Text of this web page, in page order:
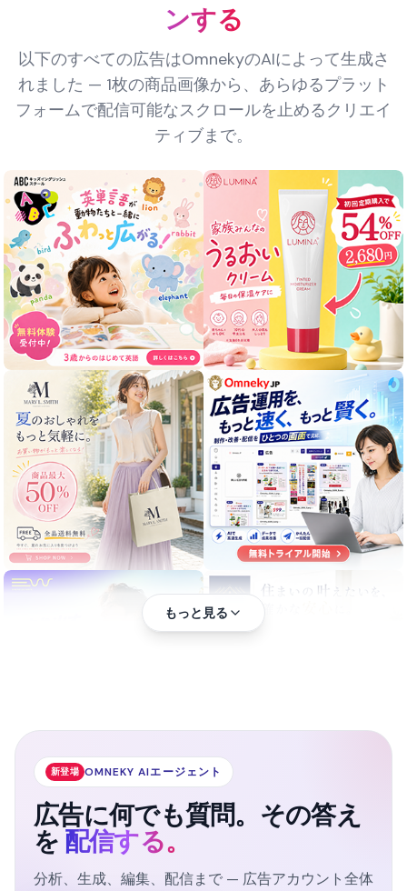
ンする
以下のすべての広告はOmnekyのAIによって生成さ
れました — 1枚の商品画像から、あらゆるプラット
フォームで配信可能なスクロールを止めるクリエイ
ティブまで。
もっと見る
新登場 OMNEKY AIエージェント
広告に何でも質問。その答え
を 配信する。
分析、生成、編集、配信まで — 広告アカウント全体